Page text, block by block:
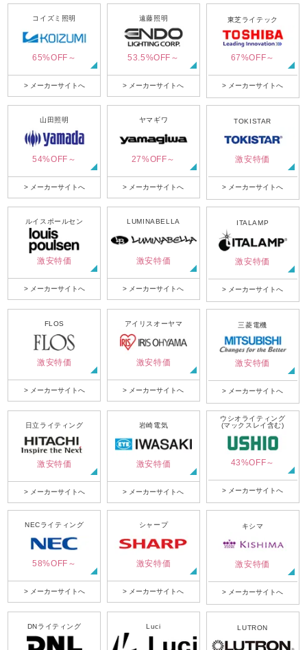
コイズミ照明
65%OFF～
> メーカーサイトへ
遠藤照明
53.5%OFF～
> メーカーサイトへ
東芝ライテック
67%OFF～
> メーカーサイトへ
山田照明
54%OFF～
> メーカーサイトへ
ヤマギワ
27%OFF～
> メーカーサイトへ
TOKISTAR
激安特価
> メーカーサイトへ
ルイスポールセン
激安特価
> メーカーサイトへ
LUMINABELLA
激安特価
> メーカーサイトへ
ITALAMP
激安特価
> メーカーサイトへ
FLOS
激安特価
> メーカーサイトへ
アイリスオーヤマ
激安特価
> メーカーサイトへ
三菱電機
激安特価
> メーカーサイトへ
日立ライティング
激安特価
> メーカーサイトへ
岩崎電気
激安特価
> メーカーサイトへ
ウシオライティング
(マックスレイ含む)
43%OFF～
> メーカーサイトへ
NECライティング
58%OFF～
> メーカーサイトへ
シャープ
激安特価
> メーカーサイトへ
キシマ
激安特価
> メーカーサイトへ
DNライティング Luci LUTRON